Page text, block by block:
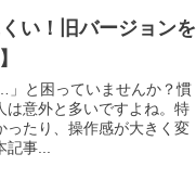
い！旧バージョンを
」と困っていませんか？慣
は意外と多いですよね。特
ったり、操作感が大きく変
記事...